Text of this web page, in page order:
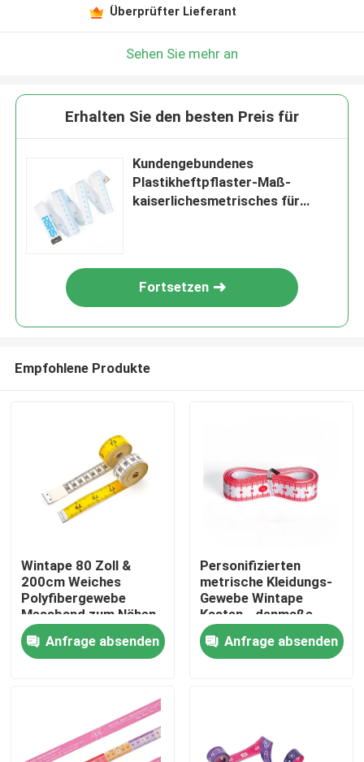
Haus
Über uns
Überprüfter Lieferant
Sehen Sie mehr an
Erhalten Sie den besten Preis für
Kundengebundenes
Plastikheftpflaster-Maß-
kaiserlichesmetrisches für
Fortsetzen
Empfohlene Produkte
Wintape 80 Zoll &
200cm Weiches
Polyfibergewebe
Messband zum Nähen
von Stoffen &
Gewichtsverlust
Medizinisches
Anfrage absenden
Personifizierten
metrische Kleidungs-
Gewebe Wintape
Kasten-, denmaße
Machthaber sprengen,
Druckband-Planum-
flexible
Anfrage absenden